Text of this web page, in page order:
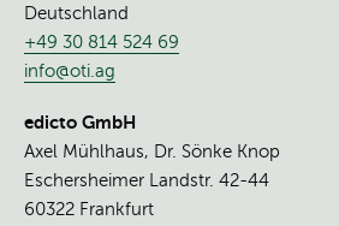
Deutschland
+49 30 814 524 69
info@oti.ag
edicto GmbH
Axel Mühlhaus, Dr. Sönke Knop
Eschersheimer Landstr. 42-44
60322 Frankfurt